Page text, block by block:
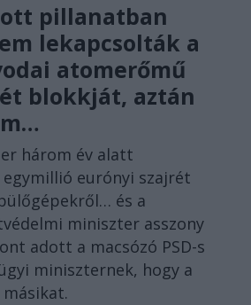
pillanatban
lekapcsolták a
atomerőmű
blokkját, aztán
három év alatt
egymillió eurónyi szajrét
és a
miniszter asszony
adott a macsózó PSD-s
miniszternek, hogy a